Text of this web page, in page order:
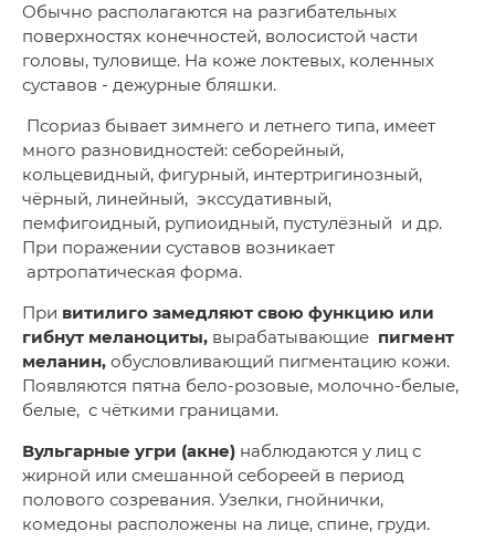
Обычно располагаются на разгибательных
поверхностях конечностей, волосистой части
головы, туловище. На коже локтевых, коленных
суставов - дежурные бляшки.
Псориаз бывает зимнего и летнего типа, имеет
много разновидностей: себорейный,
кольцевидный, фигурный, интертригинозный,
чёрный, линейный, экссудативный,
пемфигоидный, рупиоидный, пустулёзный и др.
При поражении суставов возникает
артропатическая форма.
При витилиго замедляют свою функцию или
гибнут меланоциты, вырабатывающие пигмент
меланин, обусловливающий пигментацию кожи.
Появляются пятна бело-розовые, молочно-белые,
белые, с чёткими границами.
Вульгарные угри (акне) наблюдаются у лиц с
жирной или смешанной себореей в период
полового созревания. Узелки, гнойнички,
комедоны расположены на лице, спине, груди.